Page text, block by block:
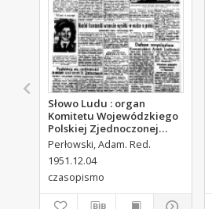
Słowo Ludu : organ
Komitetu Wojewódzkiego
Polskiej Zjednoczonej
Partii Robotniczej, 1951,
R.3, nr 313
Perłowski, Adam. Red.
1951.12.04
czasopismo